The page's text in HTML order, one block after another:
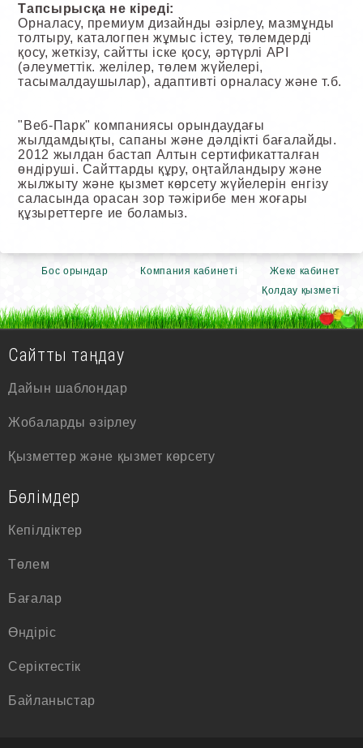
Тапсырысқа не кіреді:
Орналасу, премиум дизайнды әзірлеу, мазмұнды
толтыру, каталогпен жұмыс істеу, төлемдерді
қосу, жеткізу, сайтты іске қосу, әртүрлі API
(әлеуметтік. желілер, төлем жүйелері,
тасымалдаушылар), адаптивті орналасу және т.б.
"Веб-Парк" компаниясы орындаудағы
жылдамдықты, сапаны және дәлдікті бағалайды.
2012 жылдан бастап Алтын сертификатталған
өндіруші. Сайттарды құру, оңтайландыру және
жылжыту және қызмет көрсету жүйелерін енгізу
саласында орасан зор тәжірибе мен жоғары
құзыреттерге ие боламыз.
Бос орындар Компания кабинеті
Жеке кабинет
Қолдау қызметі
Сайтты таңдау
Дайын шаблондар
Жобаларды әзірлеу
Қызметтер және қызмет көрсету
Бөлімдер
Кепілдіктер
Төлем
Бағалар
Өндіріс
Серіктестік
Байланыстар